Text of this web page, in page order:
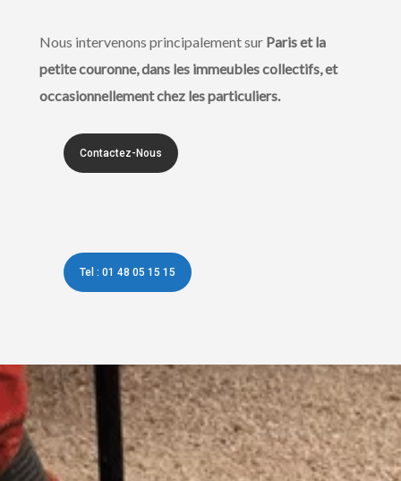
Nous intervenons principalement sur Paris et la
petite couronne, dans les immeubles collectifs, et
occasionnellement chez les particuliers.
Contactez-Nous
Tel : 01 48 05 15 15